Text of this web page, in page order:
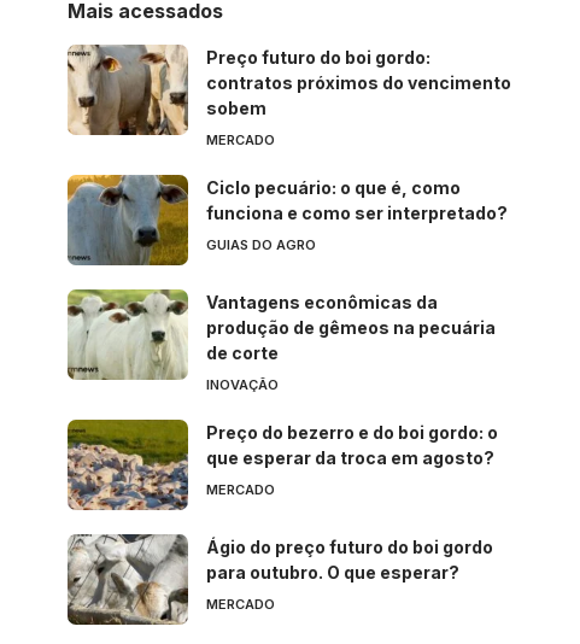
Mais acessados
Preço futuro do boi gordo:
contratos próximos do vencimento
sobem
MERCADO
Ciclo pecuário: o que é, como
funciona e como ser interpretado?
GUIAS DO AGRO
Vantagens econômicas da
produção de gêmeos na pecuária
de corte
INOVAÇÃO
Preço do bezerro e do boi gordo: o
que esperar da troca em agosto?
MERCADO
Ágio do preço futuro do boi gordo
para outubro. O que esperar?
MERCADO